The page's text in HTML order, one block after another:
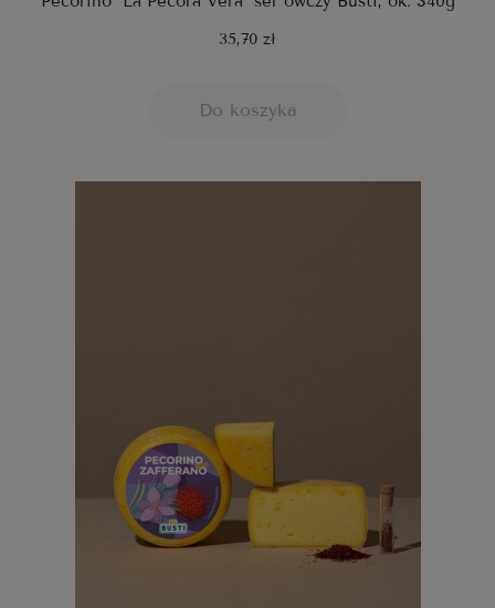
35,70 zł
Do koszyka